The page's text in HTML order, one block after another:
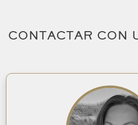
CONTACTAR CON